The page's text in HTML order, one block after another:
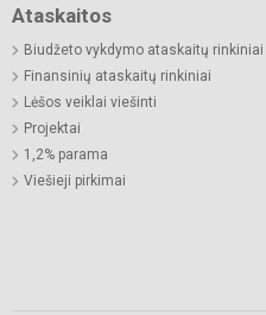
Ataskaitos
Biudžeto vykdymo ataskaitų rinkiniai
Finansinių ataskaitų rinkiniai
Lėšos veiklai viešinti
Projektai
1,2% parama
Viešieji pirkimai